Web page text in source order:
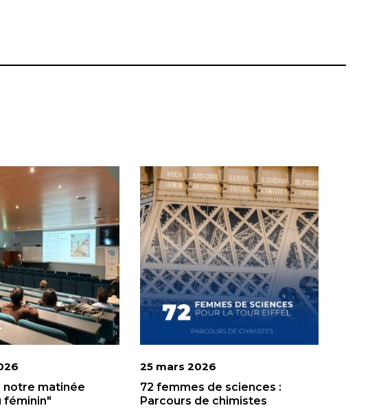
notre matinée
féminin"
25 mars 2026
72 femmes de sciences :
Parcours de chimistes